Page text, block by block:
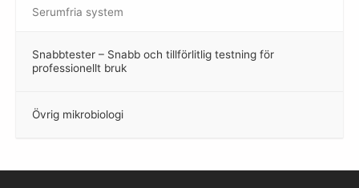
Serumfria system
Snabbtester – Snabb och tillförlitlig testning för
professionellt bruk
–
Övrig mikrobiologi
–